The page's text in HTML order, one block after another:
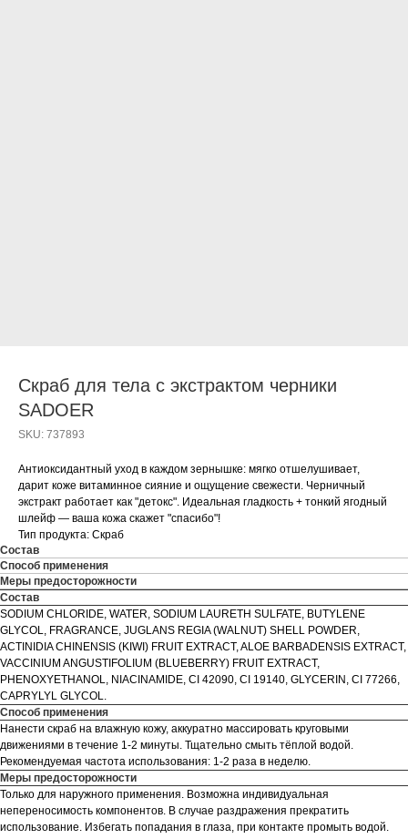
Скраб для тела с экстрактом черники
SADOER
SKU: 737893
Антиоксидантный уход в каждом зернышке: мягко отшелушивает,
дарит коже витаминное сияние и ощущение свежести. Черничный
экстракт работает как "детокс". Идеальная гладкость + тонкий ягодный
шлейф — ваша кожа скажет "спасибо"!
Тип продукта: Скраб
Состав
Способ применения
Меры предосторожности
Состав
SODIUM CHLORIDE, WATER, SODIUM LAURETH SULFATE, BUTYLENE
GLYCOL, FRAGRANCE, JUGLANS REGIA (WALNUT) SHELL POWDER,
ACTINIDIA CHINENSIS (KIWI) FRUIT EXTRACT, ALOE BARBADENSIS EXTRACT,
VACCINIUM ANGUSTIFOLIUM (BLUEBERRY) FRUIT EXTRACT,
PHENOXYETHANOL, NIACINAMIDE, CI 42090, CI 19140, GLYCERIN, CI 77266,
CAPRYLYL GLYCOL.
Способ применения
Нанести скраб на влажную кожу, аккуратно массировать круговыми
движениями в течение 1-2 минуты. Тщательно смыть тёплой водой.
Рекомендуемая частота использования: 1-2 раза в неделю.
Меры предосторожности
Только для наружного применения. Возможна индивидуальная
непереносимость компонентов. В случае раздражения прекратить
использование. Избегать попадания в глаза, при контакте промыть водой.